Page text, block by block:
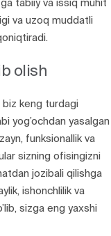
tabiiy va issiq muhit
va uzoq muddatli
olish
biz keng turdagi
yog’ochdan yasalgan
funksionallik va
sizning ofisingizni
jozibali qilishga
ishonchlilik va
sizga eng yaxshi